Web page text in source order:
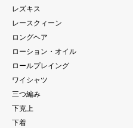
レズキス
レースクィーン
ロングヘア
ローション・オイル
ロールプレイング
ワイシャツ
三つ編み
下克上
下着